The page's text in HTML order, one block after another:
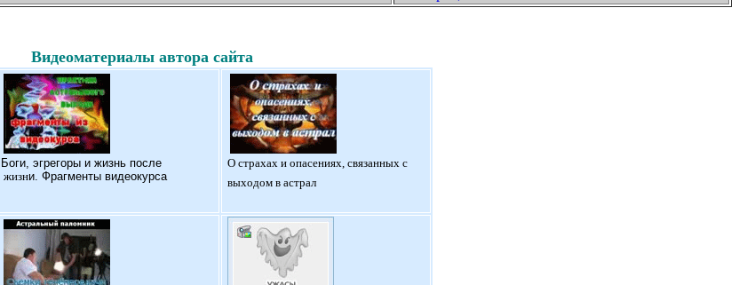
Видеоматериалы автора сайта
Боги, эгрегоры и жизнь после
жизни. Фрагменты видеокурса
О страхах и опасениях, связанных с
выходом в астрал